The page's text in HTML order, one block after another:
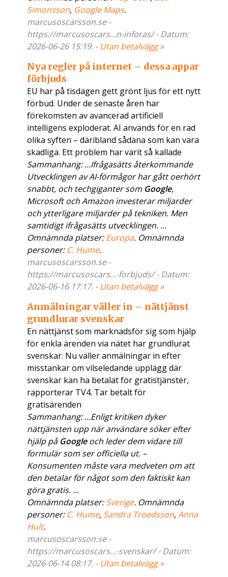
Simonsson, Google Maps.
marcusoscarsson.se -
https://marcusoscars...n-inforas/ - Datum:
2026-06-26 15:19. - Utan betalvägg »
Nya regler på internet – dessa appar
förbjuds
EU har på tisdagen gett grönt ljus för ett nytt
förbud. Under de senaste åren har
förekomsten av avancerad artificiell
intelligens exploderat. AI används för en rad
olika syften – däribland sådana som kan vara
skadliga. Ett problem har varit så kallade
Sammanhang: ...Ifrågasätts återkommande
Utvecklingen av AI-förmågor har gått oerhört
snabbt, och techgiganter som Google,
Microsoft och Amazon investerar miljarder
och ytterligare miljarder på tekniken. Men
samtidigt ifrågasätts utvecklingen. ...
Omnämnda platser:Europa. Omnämnda
personer: C. Hume.
marcusoscarsson.se -
https://marcusoscars...-forbjuds/ - Datum:
2026-06-16 17:17. - Utan betalvägg »
Anmälningar väller in – nättjänst
grundlurar svenskar
En nättjänst som marknadsför sig som hjälp
för enkla ärenden via nätet har grundlurat
svenskar. Nu väller anmälningar in efter
misstankar om vilseledande upplägg där
svenskar kan ha betalat för gratistjänster,
rapporterar TV4. Tar betalt för
gratisärenden
Sammanhang: ...Enligt kritiken dyker
nättjänsten upp när användare söker efter
hjälp på Googleoch leder dem vidare till
formulär som ser officiella ut. –
Konsumenten måste vara medveten om att
den betalar för något som den faktiskt kan
göra gratis. ...
Omnämnda platser:Sverige. Omnämnda
personer: C. Hume, Sandra Troedsson,Anna
Hult.
marcusoscarsson.se -
https://marcusoscars...-svenskar/ - Datum:
2026-06-14 08:17. - Utan betalvägg »